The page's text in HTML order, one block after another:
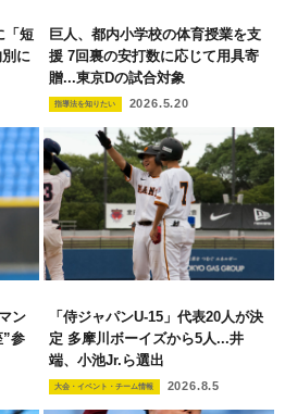
「短
に
巨人、都内小学校の体育授業を支
援 7回裏の安打数に応じて用具寄
贈...東京Dの試合対象
指導法を知りたい 2026.5.20
ン
”参
「侍ジャパンU-15」代表20人が決
定 多摩川ボーイズから5人...井
端、小池Jr.ら選出
大会・イベント・チーム情報 2026.8.5